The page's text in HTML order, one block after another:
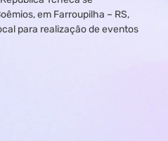
em Farroupilha – RS,
para realização de eventos